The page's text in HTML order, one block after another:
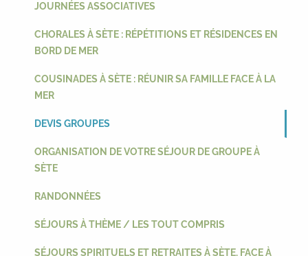
JOURNÉES ASSOCIATIVES
CHORALES À SÈTE : RÉPÉTITIONS ET RÉSIDENCES EN
BORD DE MER
COUSINADES À SÈTE : RÉUNIR SA FAMILLE FACE À LA
MER
DEVIS GROUPES
ORGANISATION DE VOTRE SÉJOUR DE GROUPE À
SÈTE
RANDONNÉES
SÉJOURS À THÈME / LES TOUT COMPRIS
SÉJOURS SPIRITUELS ET RETRAITES À SÈTE, FACE À